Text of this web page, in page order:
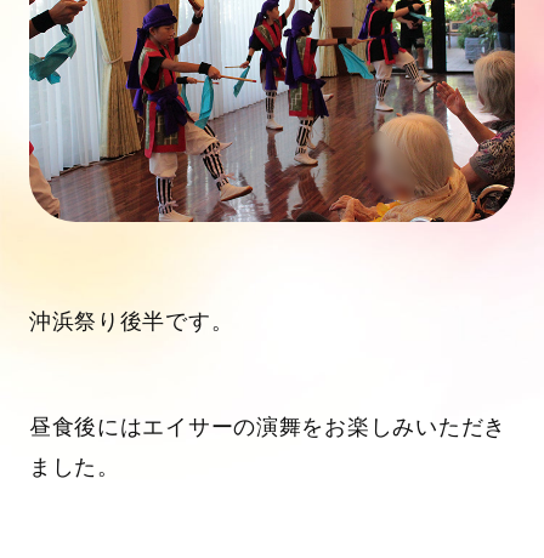
沖浜祭り後半です。
昼食後にはエイサーの演舞をお楽しみいただき
ました。